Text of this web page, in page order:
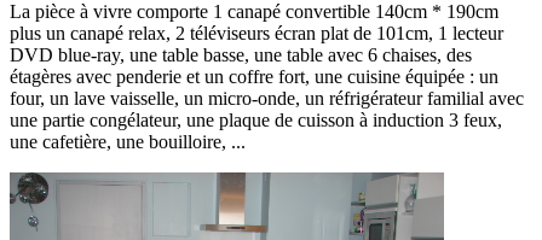
La pièce à vivre comporte 1 canapé convertible 140cm * 190cm
plus un canapé relax, 2 téléviseurs écran plat de 101cm, 1 lecteur
DVD blue-ray, une table basse, une table avec 6 chaises, des
étagères avec penderie et un coffre fort, une cuisine équipée : un
four, un lave vaisselle, un micro-onde, un réfrigérateur familial avec
une partie congélateur, une plaque de cuisson à induction 3 feux,
une cafetière, une bouilloire, ...